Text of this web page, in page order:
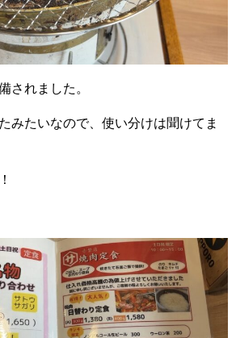
されました。
みたいなので、使い分けは聞けてま